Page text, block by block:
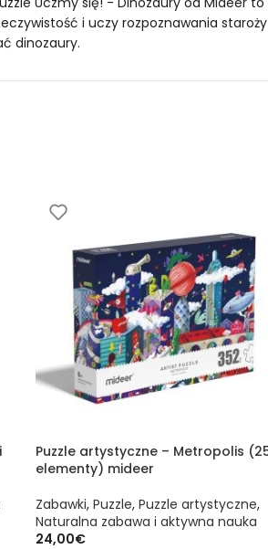
i uczy rozpoznawania
dinozaury.
sklepie mideer.store, oficjalnym
sklepie mideer.store, oficjalnym
Puzzle artystyczne – Metropolis
elementy) mideer
Zabawki, Puzzle, Puzzle artystyczne,
Naturalna zabawa i aktywna nauka
24,00€